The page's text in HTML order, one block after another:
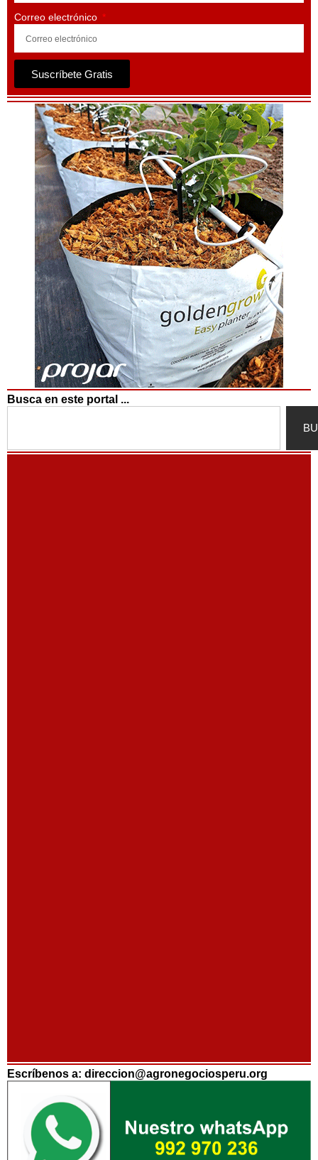
Correo electrónico
Suscríbete Gratis
Busca en este portal ...
Escríbenos a: direccion@agronegociosperu.org